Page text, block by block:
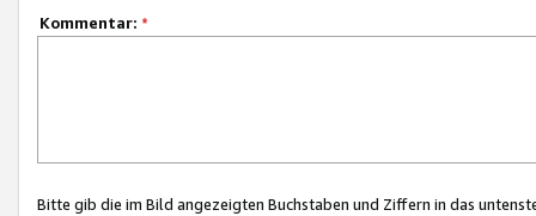
Kommentar: *
Bitte gib die im Bild angezeigten Buchstaben und Ziffern in das